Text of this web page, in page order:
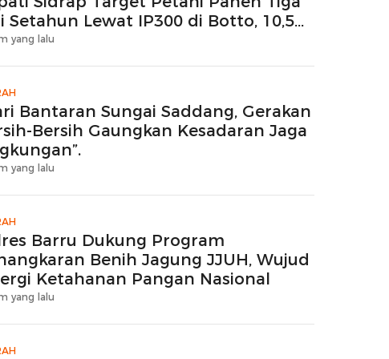
Setahun Lewat IP300 di Botto, 10,5
Sawah Langsung Diolah dengan
yang lalu
Bantaran Sungai Saddang, Gerakan
Bersih Gaungkan Kesadaran Jaga
yang lalu
Barru Dukung Program
Benih Jagung JJUH, Wujud
Ketahanan Pangan Nasional
yang lalu